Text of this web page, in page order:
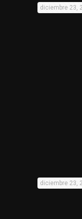
diciembre 23,
diciembre 23,